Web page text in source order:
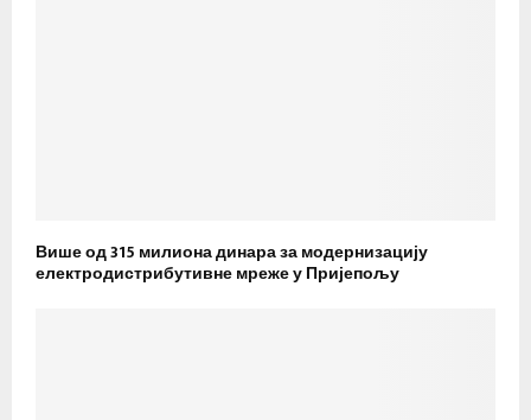
Више од 315 милиона динара за модернизацију
електродистрибутивне мреже у Пријепољу